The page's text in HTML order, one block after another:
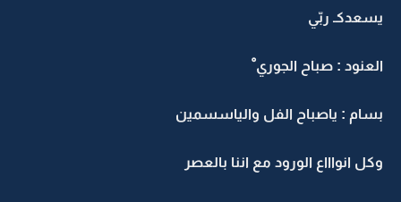
ربّي
: صباح الجوري
: ياصباح الفل والياسسمين
انواااع الورود مع اننا بالعصر